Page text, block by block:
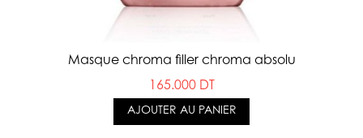
Masque chroma filler chroma absolu
165.000 DT
AJOUTER AU PANIER